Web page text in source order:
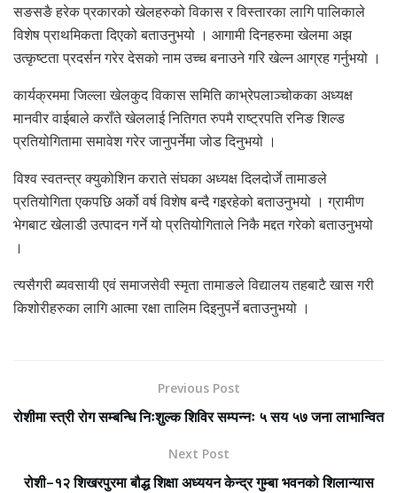
सङसङै हरेक प्रकारको खेलहरुको विकास र विस्तारका लागि पालिकाले
विशेष प्राथमिकता दिएको बताउनुभयो । आगामी दिनहरुमा खेलमा अझ
उत्कृष्टता प्रदर्सन गरेर देसको नाम उच्च बनाउने गरि खेल्न आग्रह गर्नुभयो ।
कार्यक्रममा जिल्ला खेलकुद विकास समिति काभ्रेपलाञ्चोकका अध्यक्ष
मानवीर वाईबाले कराँते खेललाई नितिगत रुपमै राष्ट्रपति रनिङ शिल्ड
प्रतियोगितामा समावेश गरेर जानुपर्नेमा जोड दिनुभयो ।
विश्व स्वतन्त्र क्युकोशिन कराते संघका अध्यक्ष दिलदोर्जे तामाङले
प्रतियोगिता एकपछि अर्को वर्ष विशेष बन्दै गइरहेको बताउनुभयो । ग्रामीण
भेगबाट खेलाडी उत्पादन गर्ने यो प्रतियोगिताले निकै मद्दत गरेको बताउनुभयो
।
त्यसैगरी ब्यवसायी एवं समाजसेवी स्मृता तामाङले विद्यालय तहबाटै खास गरी
किशोरीहरुका लागि आत्मा रक्षा तालिम दिइनुपर्ने बताउनुभयो ।
Previous Post
रोशीमा स्त्री रोग सम्बन्धि निःशुल्क शिविर सम्पन्नः ५ सय ५७ जना लाभान्वित
Next Post
रोशी–१२ शिखरपुरमा बौद्ध शिक्षा अध्ययन केन्द्र गुम्बा भवनको शिलान्यास